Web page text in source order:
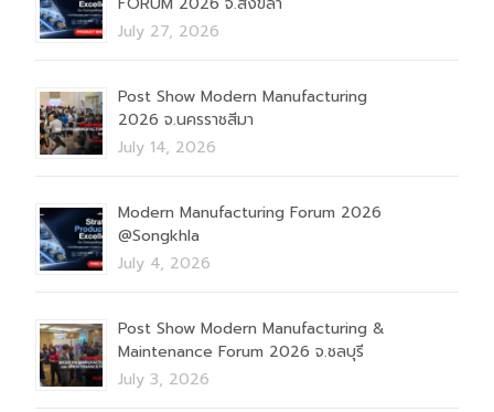
July 27, 2026
Post Show Modern Manufacturing
2026 จ.นครราชสีมา
July 14, 2026
Modern Manufacturing Forum 2026
@Songkhla
July 4, 2026
Post Show Modern Manufacturing &
Maintenance Forum 2026 จ.ชลบุรี
July 3, 2026